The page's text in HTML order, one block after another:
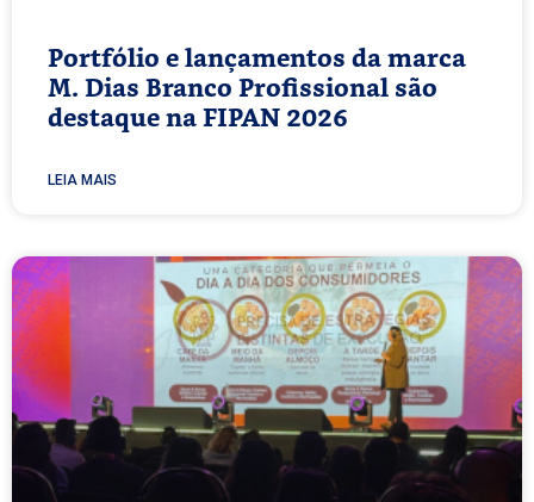
Portfólio e lançamentos da marca
M. Dias Branco Profissional são
destaque na FIPAN 2026
LEIA MAIS